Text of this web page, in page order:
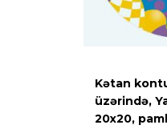
Kətan
üzərində,
20х20,